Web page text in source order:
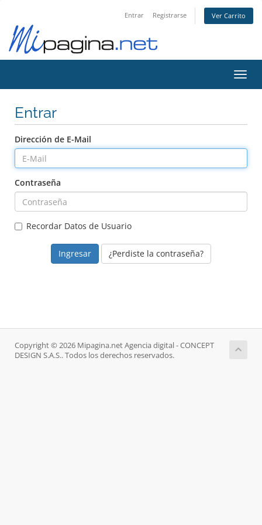
Entrar Registrarse Ver Carrito
Entrar
Dirección de E-Mail
Contraseña
Recordar Datos de Usuario
¿Perdiste la contraseña?
Copyright © 2026 Mipagina.net Agencia digital - CONCEPT
DESIGN S.A.S.. Todos los derechos reservados.